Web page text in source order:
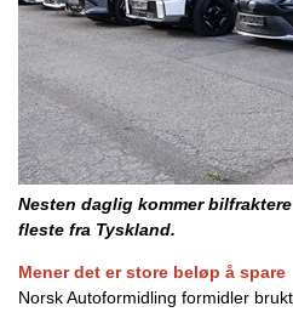
Nesten daglig kommer
fleste fra Tyskland.
Mener det er store beløp å spare
Norsk Autoformidling formidler